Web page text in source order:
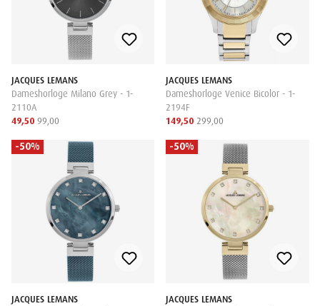
JACQUES LEMANS
Dameshorloge Milano Grey - 1-
2110A
49,50 99,00
JACQUES LEMANS
Dameshorloge Venice Bicolor - 1-
2194F
149,50 299,00
-50%
JACQUES LEMANS
-50%
JACQUES LEMANS